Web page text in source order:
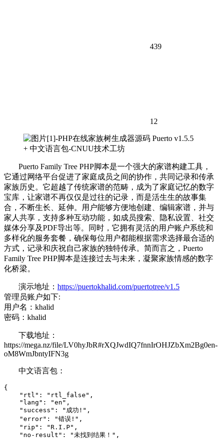
439
12
Puerto Family Tree PHP脚本是一个强大的家谱构建工具，
它通过网络平台促进了家庭成员之间的协作，共同记录和传承
家族历史。它超越了传统家谱的范畴，成为了家庭记忆的数字
宝库，让家谱不再仅仅是过往的记录，而是活生生的故事集
合，不断生长、延伸。用户能够方便地创建、编辑家谱，并与
家人共享，支持多种互动功能，如成员搜索、隐私设置、社交
媒体分享及PDF导出等。同时，它拥有灵活的用户账户系统和
多样化的服务套餐，确保每位用户都能根据需求选择最合适的
方式，记录和庆祝自己家族的独特传承。简而言之，Puerto
Family Tree PHP脚本是连接过去与未来，凝聚家族情感的数字
化桥梁。
演示地址： https://puertokhalid.com/puertotree/v1.5
管理员账户如下:
用户名：khalid
密码：khalid
下载地址：
https://mega.nz/file/LV0hyJbR#rXQJwdIQ7fnnIrOHJZbXm2Bg0en-
oM8WmJbntyIFN3g
中文语言包：
{
    "rtl": "rtl_false",
    "lang": "en",
    "success": "成功!",
    "error": "错误!",
    "rip": "R.I.P",
    "no-result": "未找到结果！",